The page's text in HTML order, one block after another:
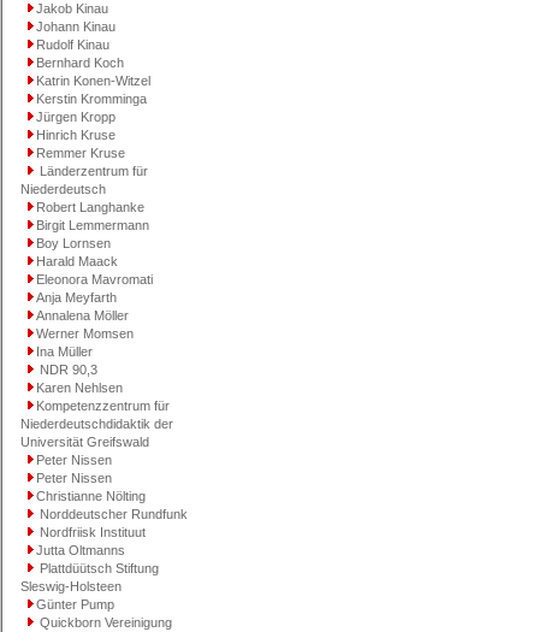
Jakob Kinau
Johann Kinau
Rudolf Kinau
Bernhard Koch
Katrin Konen-Witzel
Kerstin Kromminga
Jürgen Kropp
Hinrich Kruse
Remmer Kruse
Länderzentrum für
Niederdeutsch
Robert Langhanke
Birgit Lemmermann
Boy Lornsen
Harald Maack
Eleonora Mavromati
Anja Meyfarth
Annalena Möller
Werner Momsen
Ina Müller
NDR 90,3
Karen Nehlsen
Kompetenzzentrum für
Niederdeutschdidaktik der
Universität Greifswald
Peter Nissen
Peter Nissen
Christianne Nölting
Norddeutscher Rundfunk
Nordfriisk Instituut
Jutta Oltmanns
Plattdüütsch Stiftung
Sleswig-Holsteen
Günter Pump
Quickborn Vereinigung